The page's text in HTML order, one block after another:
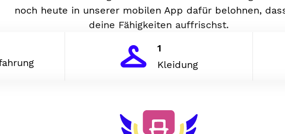
noch heute in unserer mobilen App dafür belohnen,
deine Fähigkeiten auffrischst.
1
Kleidung